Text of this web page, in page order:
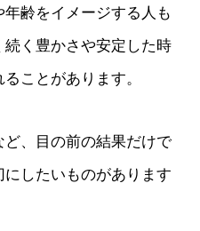
齢をイメージする人も
く豊かさや安定した時
ことがあります。
、目の前の結果だけで
したいものがあります